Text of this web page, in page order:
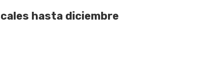
hasta diciembre